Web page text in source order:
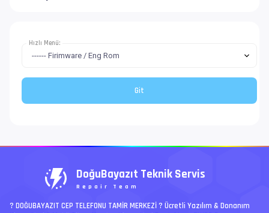
Hızlı Menü:
DoğuBayazıt Teknik Servis
Repair Team
? DOĞUBAYAZIT CEP TELEFONU TAMİR MERKEZİ ?️ Ücretli Yazılım & Donanım